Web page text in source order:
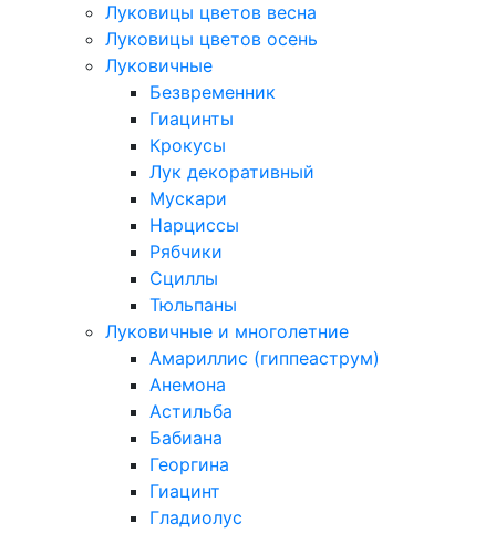
Луковицы цветов весна
Луковицы цветов осень
Луковичные
Безвременник
Гиацинты
Крокусы
Лук декоративный
Мускари
Нарциссы
Рябчики
Сциллы
Тюльпаны
Луковичные и многолетние
Амариллис (гиппеаструм)
Анемона
Астильба
Бабиана
Георгина
Гиацинт
Гладиолус